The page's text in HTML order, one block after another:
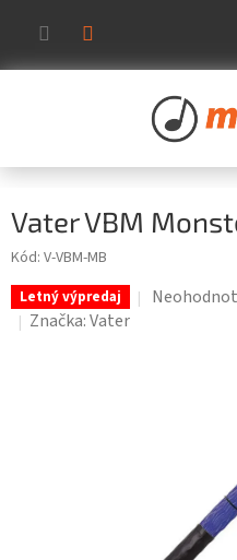
obsah
Vater VBM
Kód: V-VBM-MB
Letný výpredaj
Priemerné
Značka:Vater